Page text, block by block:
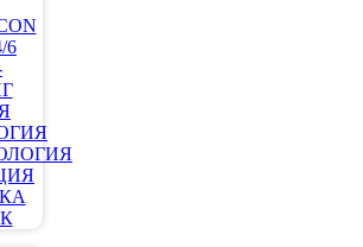
6